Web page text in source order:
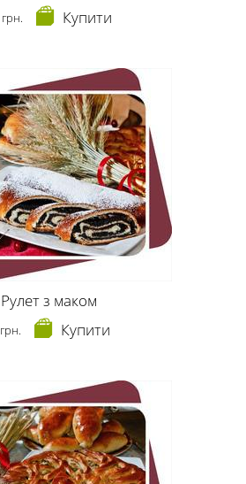
грн. Купити
Рулет з маком
грн. Купити